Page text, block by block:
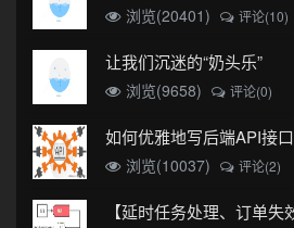
浏览(20401)
评论(10)
让我们沉迷的“奶头乐”
浏览(9658) 评论(0)
如何优雅地写后端API接口
浏览(10037) 评论(2)